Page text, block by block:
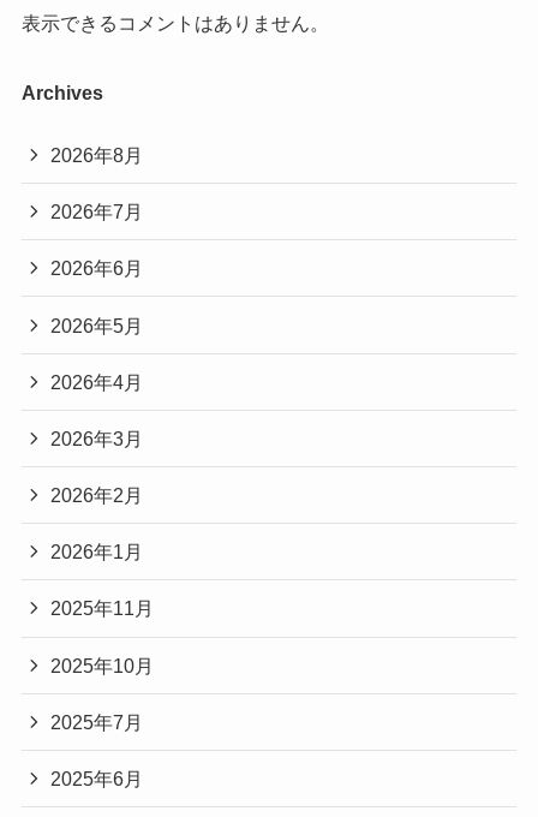
表示できるコメントはありません。
Archives
2026年8月
2026年7月
2026年6月
2026年5月
2026年4月
2026年3月
2026年2月
2026年1月
2025年11月
2025年10月
2025年7月
2025年6月